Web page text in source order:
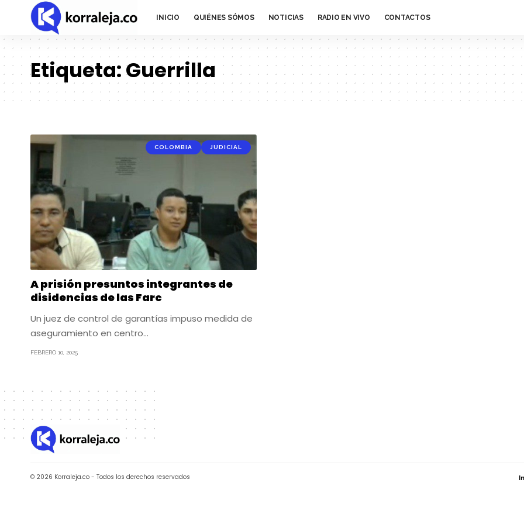
INICIO QUIÉNES SÓMOS NOTICIAS RADIO EN VIVO CONTACTOS
Etiqueta:Guerrilla
COLOMBIA JUDICIAL
A prisión presuntos integrantes de
disidencias de las Farc
Un juez de control de garantías impuso medida de
aseguramiento en centro…
FEBRERO 10, 2025
© 2026 Korraleja.co - Todos los derechos reservados